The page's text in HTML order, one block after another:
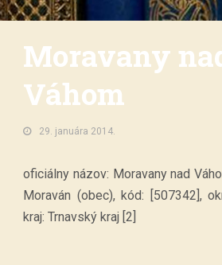
Moravany
Váhom
29. januára 2014.
oficiálny názov: Moravany nad
Moraván (obec), kód: [507342],
kraj: Trnavský kraj [2]